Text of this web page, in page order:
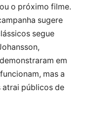
o próximo filme.
sugere
segue
em
mas a
públicos de